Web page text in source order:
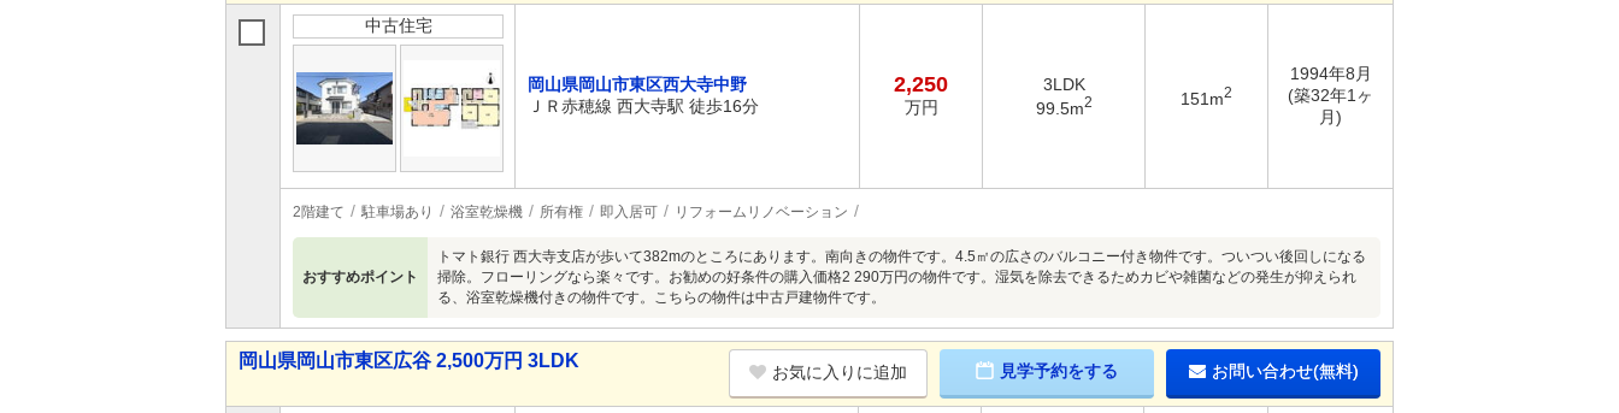
中古住宅
岡山県岡山市東区西大寺中野
ＪＲ赤穂線 西大寺駅 徒歩16分
2,250
万円
3LDK
99.5m2 151m2
1994年8月
(築32年1ヶ
月)
2階建て 駐車場あり 浴室乾燥機 所有権 即入居可 リフォームリノベーション
おすすめポイント
トマト銀行 西大寺支店が歩いて382mのところにあります。南向きの物件です。4.5㎡の広さのバルコニー付き物件です。ついつい後回しになる
掃除。フローリングなら楽々です。お勧めの好条件の購入価格2 290万円の物件です。湿気を除去できるためカビや雑菌などの発生が抑えられ
る、浴室乾燥機付きの物件です。こちらの物件は中古戸建物件です。
岡山県岡山市東区広谷 2,500万円 3LDK
お気に入りに追加 見学予約をする お問い合わせ(無料)